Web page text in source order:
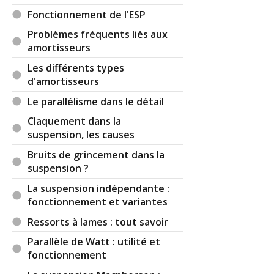
;-)
Réagir à ce commentaire
(Votre post sera visible sous le commentaire)
Fonctionnement de l'ESP
Problèmes fréquents liés aux
amortisseurs
Les différents types
d'amortisseurs
Le parallélisme dans le détail
Claquement dans la
suspension, les causes
Bruits de grincement dans la
suspension ?
La suspension indépendante :
fonctionnement et variantes
Ressorts à lames : tout savoir
Parallèle de Watt : utilité et
fonctionnement